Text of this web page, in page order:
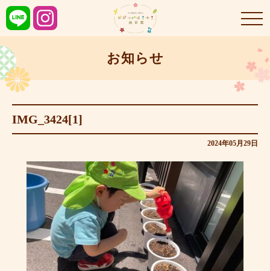
お知らせ
IMG_3424[1]
2024年05月29日